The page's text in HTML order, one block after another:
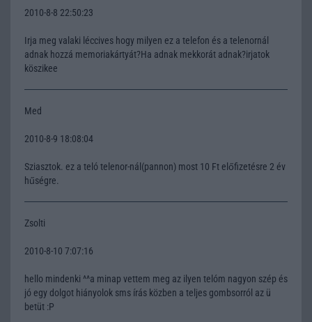
2010-8-8 22:50:23
Irja meg valaki léccives hogy milyen ez a telefon és a telenornál
adnak hozzá memoriakártyát?Ha adnak mekkorát adnak?irjatok
köszikee
Med
2010-8-9 18:08:04
Sziasztok. ez a teló telenor-nál(pannon) most 10 Ft előfizetésre 2 év
hűségre.
Zsolti
2010-8-10 7:07:16
hello mindenki ^^a minap vettem meg az ilyen telóm nagyon szép és
jó egy dolgot hiányolok sms írás közben a teljes gombsorról az ü
betüt :P